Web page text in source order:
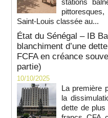
Saint-Louis classée au...
État du Sénégal – IB
blanchiment d’une
FCFA en créance
partie)
10/10/2025
La première
la
dette de